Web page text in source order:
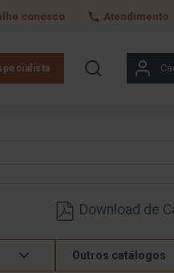
conosco Atendimento
Download de
Outros catálogos